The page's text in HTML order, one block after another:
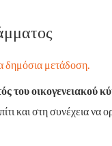
δημόσια μετάδοση.
του οικογενειακού
και στη συνέχεια να